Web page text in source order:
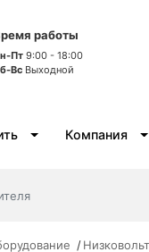
работы
Пт 9:00 - 18:00
Вс Выходной
Компания